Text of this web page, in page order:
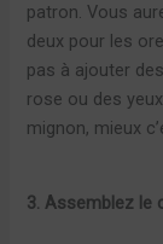
patron. Vous
deux pour les
pas à ajouter
rose ou des
mignon, mieux
3. Assemblez le